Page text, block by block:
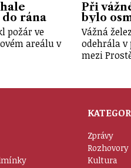
rána
požár ve
areálu v
Při
bylo
Vážná
odehrála v
mezi
Zprávy
Rozhovory
Kultura